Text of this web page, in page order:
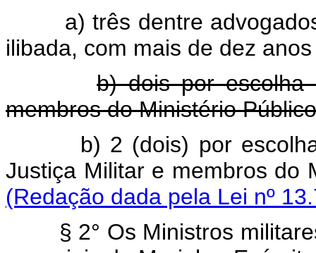
a) três dentre
ilibada, com mais de dez
b) dois por escolha
membros do Ministério
b) 2 (dois) por
Justiça Militar e
(Redação dada pela Lei nº
§ 2° Os Ministros